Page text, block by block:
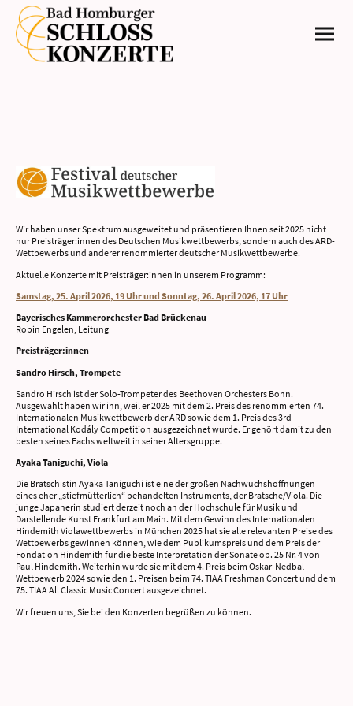
Wir haben unser Spektrum ausgeweitet und präsentieren Ihnen seit 2025 nicht
nur Preisträger:innen des Deutschen Musikwettbewerbs, sondern auch des ARD-
Wettbewerbs und anderer renommierter deutscher Musikwettbewerbe.
Aktuelle Konzerte mit Preisträger:innen in unserem Programm:
Samstag, 25. April 2026, 19 Uhr und Sonntag, 26. April 2026, 17 Uhr
Bayerisches Kammerorchester Bad Brückenau
Robin Engelen, Leitung
Preisträger:innen
Sandro Hirsch, Trompete
Sandro Hirsch ist der Solo-Trompeter des Beethoven Orchesters Bonn.
Ausgewählt haben wir ihn, weil er 2025 mit dem 2. Preis des renommierten 74.
Internationalen Musikwettbewerb der ARD sowie dem 1. Preis des 3rd
International Kodály Competition ausgezeichnet wurde. Er gehört damit zu den
besten seines Fachs weltweit in seiner Altersgruppe.
Ayaka Taniguchi, Viola
Die Bratschistin Ayaka Taniguchi ist eine der großen Nachwuchshoffnungen
eines eher „stiefmütterlich“ behandelten Instruments, der Bratsche/Viola. Die
junge Japanerin studiert derzeit noch an der Hochschule für Musik und
Darstellende Kunst Frankfurt am Main. Mit dem Gewinn des Internationalen
Hindemith Violawettbewerbs in München 2025 hat sie alle relevanten Preise des
Wettbewerbs gewinnen können, wie dem Publikumspreis und dem Preis der
Fondation Hindemith für die beste Interpretation der Sonate op. 25 Nr. 4 von
Paul Hindemith. Weiterhin wurde sie mit dem 4. Preis beim Oskar-Nedbal-
Wettbewerb 2024 sowie den 1. Preisen beim 74. TIAA Freshman Concert und dem
75. TIAA All Classic Music Concert ausgezeichnet.
Wir freuen uns, Sie bei den Konzerten begrüßen zu können.